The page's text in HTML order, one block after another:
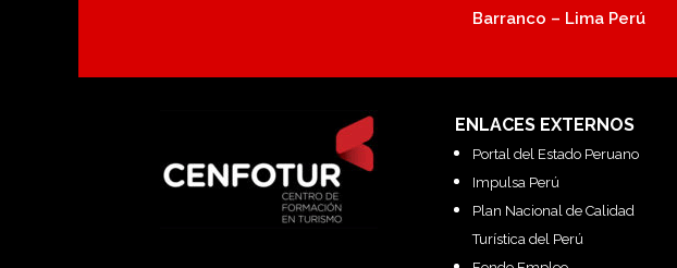
Barranco – Lima Perú
ENLACES EXTERNOS
Portal del Estado Peruano
Impulsa Perú
Plan Nacional de Calidad
Turística del Perú